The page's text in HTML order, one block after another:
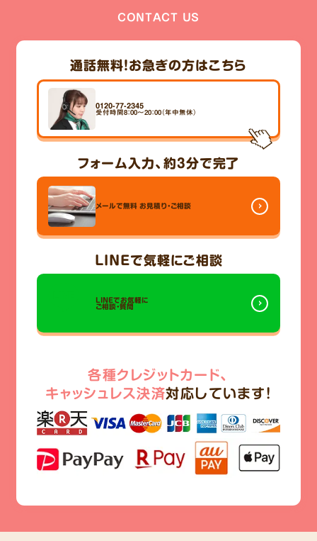
CONTACT US
通話無料！お急ぎの方はこちら
0120-77-2345
受付時間8：00～20：00（年中無休）
フォーム入力、 約3分で完了
メールで無料 お見積り・ご相談
LINEで気軽にご相談
LINEでお気軽に
ご相談・質問
各種クレジットカード、
キャッシュレス決済対応しています!